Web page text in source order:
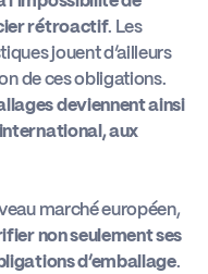
rétroactif. Les
jouent d’ailleurs
de ces obligations.
deviennent ainsi
aux
marché européen,
non seulement ses
d’emballage.